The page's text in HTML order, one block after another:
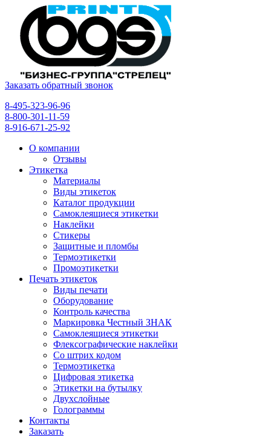
Заказать обратный звонок
8-495-323-96-96
8-800-301-11-59
8-916-671-25-92
О компании
Отзывы
Этикетка
Материалы
Виды этикеток
Каталог продукции
Самоклеящиеся этикетки
Наклейки
Стикеры
Защитные и пломбы
Термоэтикетки
Промоэтикетки
Печать этикеток
Виды печати
Оборудование
Контроль качества
Маркировка Честный ЗНАК
Самоклеящиеся этикетки
Флексографические наклейки
Со штрих кодом
Термоэтикетка
Цифровая этикетка
Этикетки на бутылку
Двухслойные
Голограммы
Контакты
Заказать